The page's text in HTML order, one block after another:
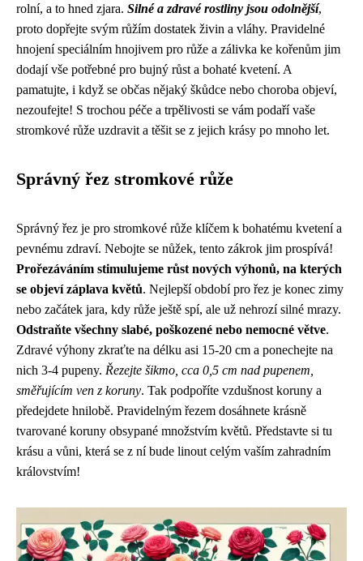
rolní, a to hned zjara. Silné a zdravé rostliny jsou odolnější,
proto dopřejte svým růžím dostatek živin a vláhy. Pravidelné
hnojení speciálním hnojivem pro růže a zálivka ke kořenům jim
dodají vše potřebné pro bujný růst a bohaté kvetení. A
pamatujte, i když se občas nějaký škůdce nebo choroba objeví,
nezoufejte! S trochou péče a trpělivosti se vám podaří vaše
stromkové růže uzdravit a těšit se z jejich krásy po mnoho let.
Správný řez stromkové růže
Správný řez je pro stromkové růže klíčem k bohatému kvetení a
pevnému zdraví. Nebojte se nůžek, tento zákrok jim prospívá!
Prořezáváním stimulujeme růst nových výhonů, na kterých
se objeví záplava květů. Nejlepší období pro řez je konec zimy
nebo začátek jara, kdy růže ještě spí, ale už nehrozí silné mrazy.
Odstraňte všechny slabé, poškozené nebo nemocné větve.
Zdravé výhony zkraťte na délku asi 15-20 cm a ponechejte na
nich 3-4 pupeny. Řezejte šikmo, cca 0,5 cm nad pupenem,
směřujícím ven z koruny. Tak podpoříte vzdušnost koruny a
předejdete hnilobě. Pravidelným řezem dosáhnete krásně
tvarované koruny obsypané množstvím květů. Představte si tu
krásu a vůni, která se z ní bude linout celým vaším zahradním
královstvím!